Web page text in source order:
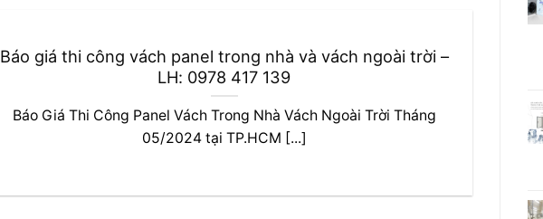
Báo giá thi công vách panel trong nhà và vách ngoài trời –
LH: 0978 417 139
Báo Giá Thi Công Panel Vách Trong Nhà Vách Ngoài Trời Tháng
05/2024 tại TP.HCM [...]